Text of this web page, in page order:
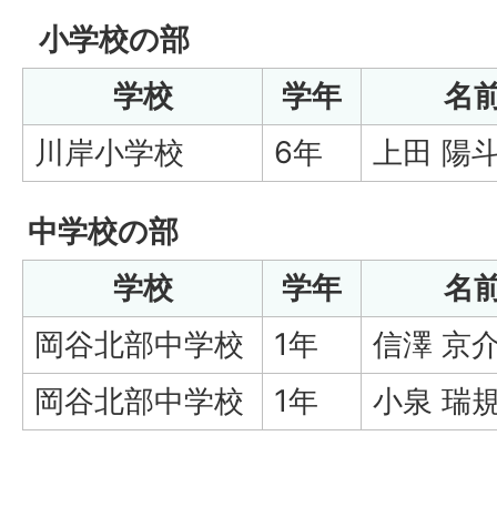
小学校の部
学校
学年
名
川岸小学校
6年 上田 陽
中学校の部
学校
学年
名
岡谷北部中学校
1年
信澤 京
岡谷北部中学校
1年 小泉 瑞